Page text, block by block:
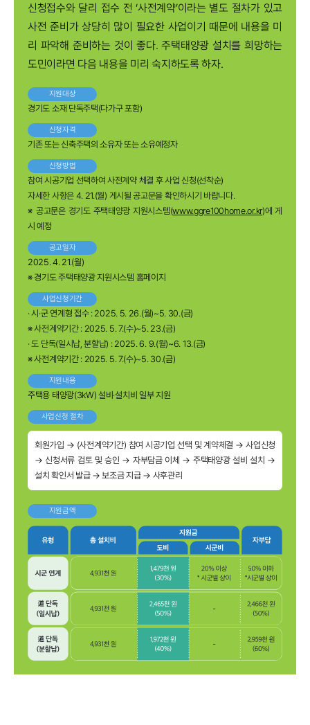
신청접수와 달리 접수 전 ‘사전계약’이라는 별도 절차가 있고
사전 준비가 상당히 많이 필요한 사업이기 때문에 내용을 미
리 파악해 준비하는 것이 좋다. 주택태양광 설치를 희망하는
도민이라면 다음 내용을 미리 숙지하도록 하자.
지원대상
경기도 소재 단독주택(다가구 포함)
신청자격
기존 또는 신축주택의 소유자 또는 소유예정자
신청방법
참여 시공기업 선택하여 사전계약 체결 후 사업 신청(선착순)
자세한 사항은 4. 21.(월) 게시될 공고문을 확인하시기 바랍니다.
※ 공고문은 경기도 주택태양광 지원시스템(www.ggre100home.or.kr)에 게
시 예정
공고일자
2025. 4. 21.(월)
※ 경기도 주택태양광 지원시스템 홈페이지
사업신청기간
· 시·군 연계형 접수 : 2025. 5. 26.(월)~5. 30.(금)
※ 사전계약기간 : 2025. 5. 7.(수)~5. 23.(금)
· 도 단독(일시납, 분할납) : 2025. 6. 9.(월)~6. 13.(금)
※ 사전계약기간 : 2025. 5. 7.(수)~5. 30.(금)
지원내용
주택용 태양광(3kW) 설비·설치비 일부 지원
사업신청 절차
회원가입 → (사전계약기간) 참여 시공기업 선택 및 계약체결 → 사업신청
→ 신청서류 검토 및 승인 → 자부담금 이체 → 주택태양광 설비 설치 →
설치 확인서 발급 → 보조금 지급 → 사후관리
지원금액